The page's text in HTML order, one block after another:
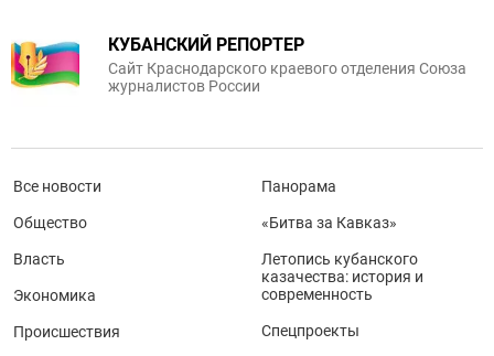
КУБАНСКИЙ РЕПОРТЕР
Сайт Краснодарского краевого отделения Союза
журналистов России
Все новости
Общество
Власть
Экономика
Происшествия
Панорама
«Битва за Кавказ»
Летопись кубанского
казачества: история и
современность
Спецпроекты